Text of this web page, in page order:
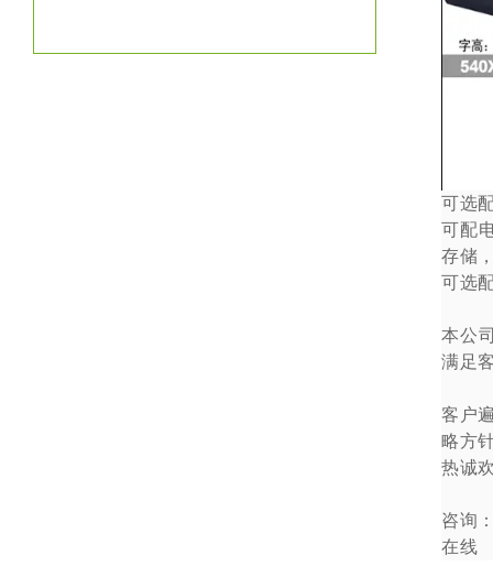
可选
可配
存储
可选
本公
满足
客户
略方
热诚
咨询
在线